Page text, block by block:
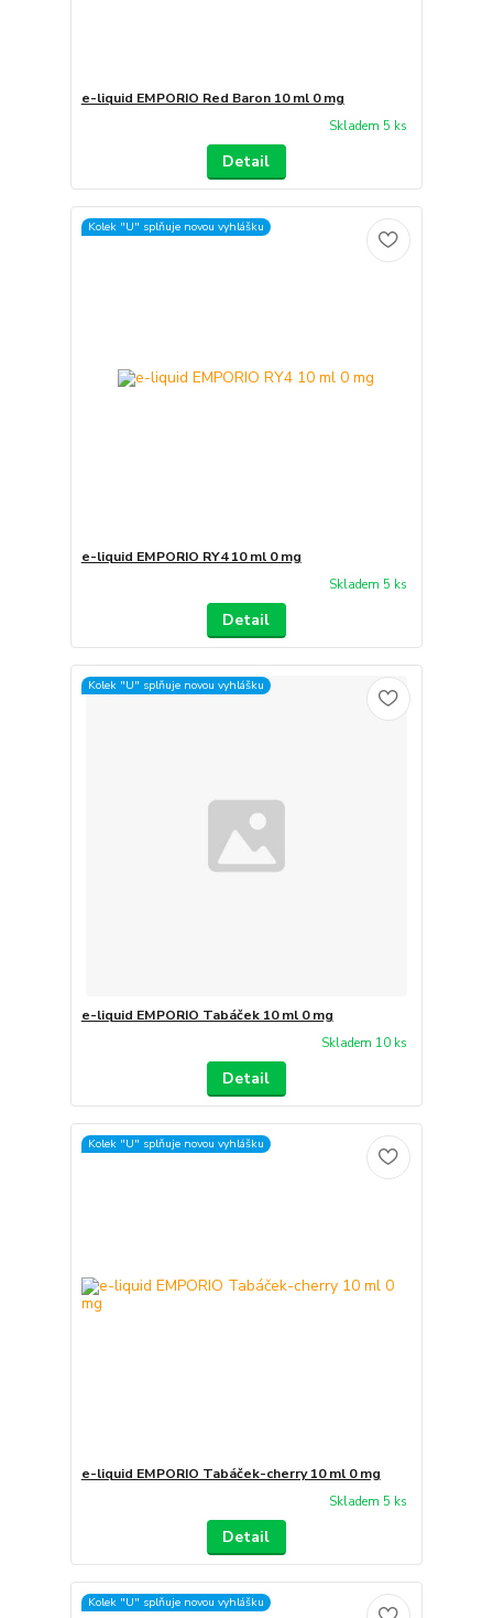
e-liquid EMPORIO Red Baron 10 ml 0 mg
Skladem 5 ks
Detail
Kolek "U" splňuje novou vyhlášku
e-liquid EMPORIO RY4 10 ml 0 mg
Skladem 5 ks
Detail
Kolek "U" splňuje novou vyhlášku
e-liquid EMPORIO Tabáček 10 ml 0 mg
Skladem 10 ks
Detail
Kolek "U" splňuje novou vyhlášku
e-liquid EMPORIO Tabáček-cherry 10 ml 0 mg
Skladem 5 ks
Detail
Kolek "U" splňuje novou vyhlášku